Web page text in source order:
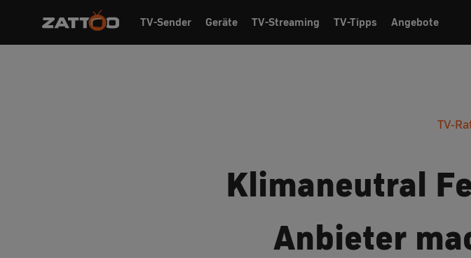
TV-Sender Geräte TV-Streaming TV-Tipps Angebote
TV-
Klimaneutral
Anbieter